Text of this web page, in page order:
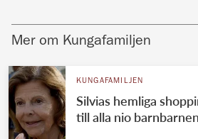
Mer om Kungafamiljen
KUNGAFAMILJEN
Silvias hemliga
till alla nio barnbarnen